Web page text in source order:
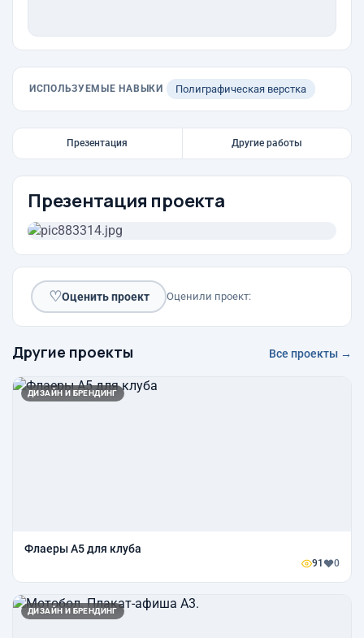
ИСПОЛЬЗУЕМЫЕ НАВЫКИ Полиграфическая верстка
Презентация Другие работы
Презентация проекта
♡Оценить проект Оценили проект:
Другие проекты Все проекты →
ДИЗАЙН И БРЕНДИНГ
Флаеры А5 для клуба
91 0
ДИЗАЙН И БРЕНДИНГ